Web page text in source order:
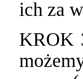
ich za
KROK